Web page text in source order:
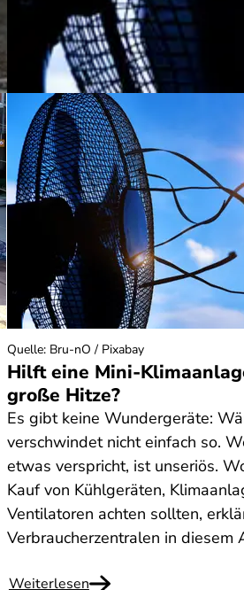
Hilft eine Mini-
große Hitze?
Es gibt keine Wundergeräte:
verschwindet nicht einfach so.
etwas verspricht, ist unseriös.
Kauf von Kühlgeräten,
Ventilatoren achten sollten,
Verbraucherzentralen in diesem
Weiterlesen
Quelle: Bru-nO / Pixabay